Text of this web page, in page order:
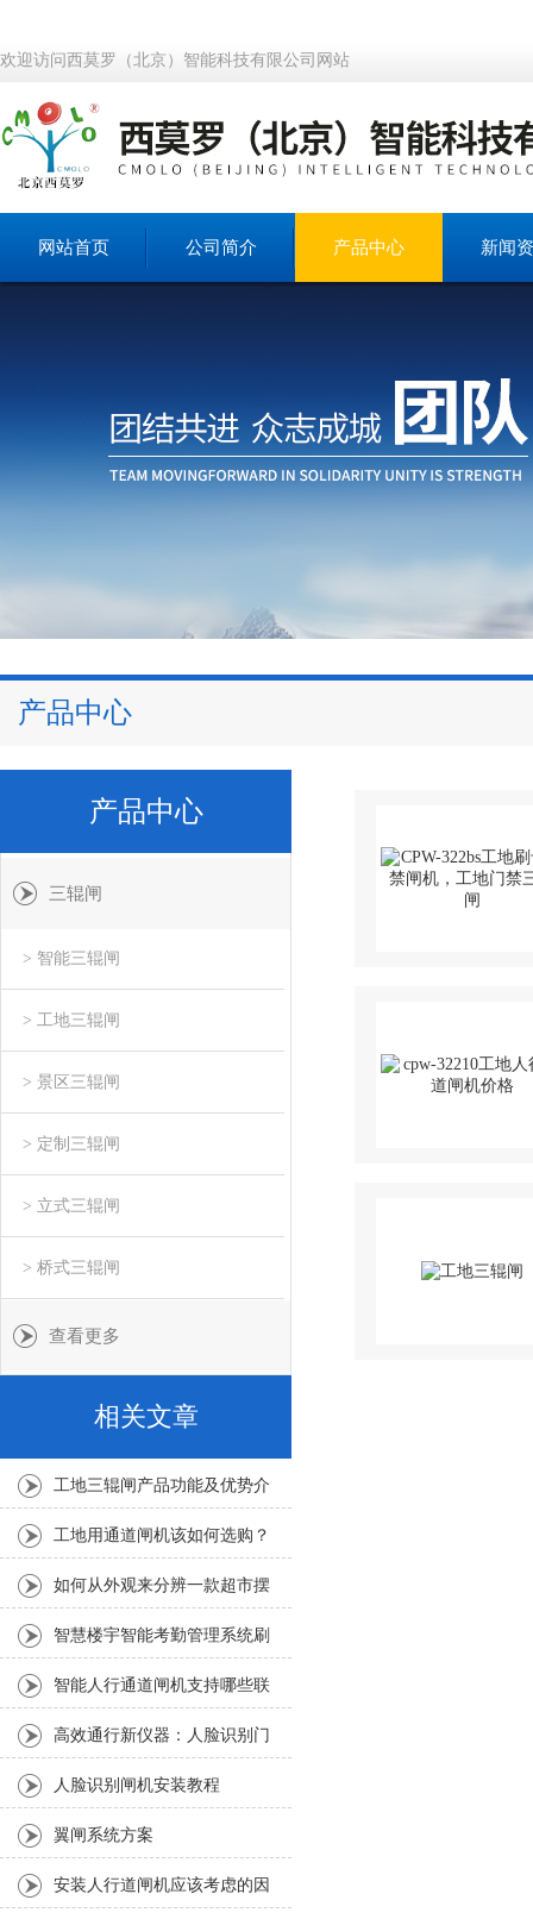
欢迎访问西莫罗（北京）智能科技有限公司网站
网站首页 公司简介 产品中心 新闻
产品中心
产品中心
三辊闸
> 智能三辊闸
> 工地三辊闸
> 景区三辊闸
> 定制三辊闸
> 立式三辊闸
> 桥式三辊闸
查看更多
相关文章
工地三辊闸产品功能及优势介
绍
工地用通道闸机该如何选购？
如何从外观来分辨一款超市摆
闸的好坏呢？
智慧楼宇智能考勤管理系统刷
卡、人脸无感识别解决方案
智能人行通道闸机支持哪些联
动功能
高效通行新仪器：人脸识别门
禁一体机的优势
人脸识别闸机安装教程
翼闸系统方案
安装人行道闸机应该考虑的因